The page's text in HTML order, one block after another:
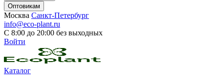
Оптовикам
Москва Санкт-Петербург
info@eco-plant.ru
С 8:00 до 20:00 без выходных
Войти
Каталог